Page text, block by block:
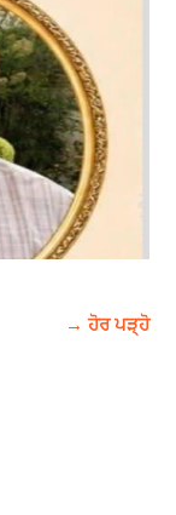
→ ਹੋਰ ਪੜ੍ਹੋ